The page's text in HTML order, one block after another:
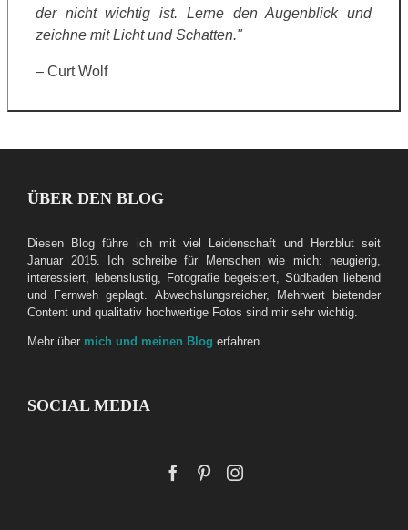
der nicht wichtig ist. Lerne den Augenblick und
zeichne mit Licht und Schatten."
– Curt Wolf
ÜBER DEN BLOG
Diesen Blog führe ich mit viel Leidenschaft und Herzblut seit
Januar 2015. Ich schreibe für Menschen wie mich: neugierig,
interessiert, lebenslustig, Fotografie begeistert, Südbaden liebend
und Fernweh geplagt. Abwechslungsreicher, Mehrwert bietender
Content und qualitativ hochwertige Fotos sind mir sehr wichtig.
Mehr über mich und meinen Blog erfahren.
SOCIAL MEDIA